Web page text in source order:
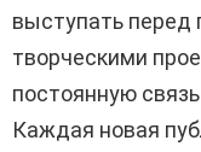
выступать перед
творческими
постоянную
Каждая новая